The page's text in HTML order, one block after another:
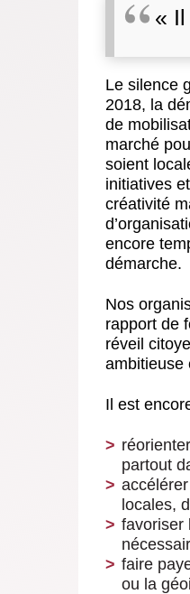
«
Le silence
2018, la
de
marché
soient
initiatives
créativité
encore
démarche.
Nos
rapport de
réveil
ambitieuse
Il est
partout
locales,
favoriser
faire
ou la